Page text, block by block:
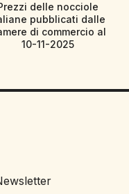
delle nocciole
pubblicati dalle
di commercio al
10-11-2025